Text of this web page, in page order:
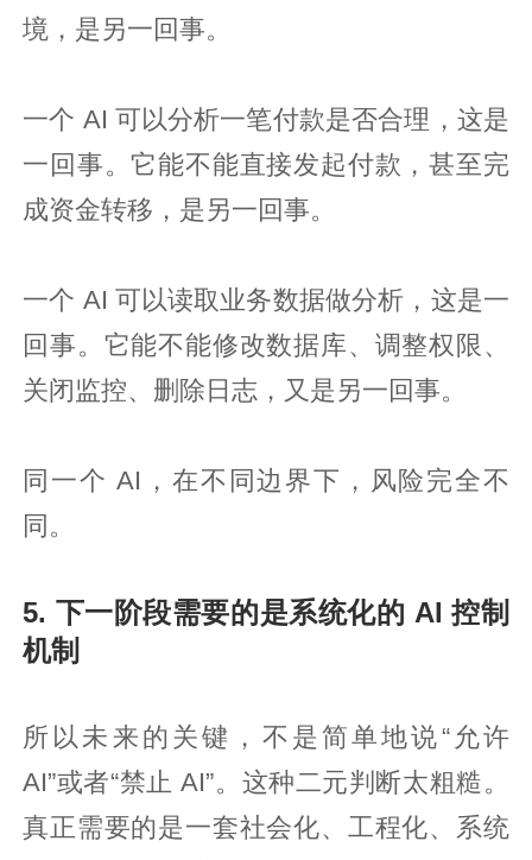
境，是另一回事。
一个 AI 可以分析一笔付款是否合理，这是
一回事。它能不能直接发起付款，甚至完
成资金转移，是另一回事。
一个 AI 可以读取业务数据做分析，这是一
回事。它能不能修改数据库、调整权限、
关闭监控、删除日志，又是另一回事。
同一个 AI，在不同边界下，风险完全不
同。
5. 下一阶段需要的是系统化的 AI 控制
机制
所以未来的关键，不是简单地说“允许
AI”或者“禁止 AI”。这种二元判断太粗糙。
真正需要的是一套社会化、工程化、系统